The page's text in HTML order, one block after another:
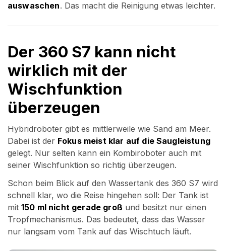
auswaschen. Das macht die Reinigung etwas leichter.
Der 360 S7 kann nicht
wirklich mit der
Wischfunktion
überzeugen
Hybridroboter gibt es mittlerweile wie Sand am Meer.
Dabei ist der Fokus meist klar auf die Saugleistung
gelegt. Nur selten kann ein Kombiroboter auch mit
seiner Wischfunktion so richtig überzeugen.
Schon beim Blick auf den Wassertank des 360 S7 wird
schnell klar, wo die Reise hingehen soll: Der Tank ist
mit 150 ml nicht gerade groß und besitzt nur einen
Tropfmechanismus. Das bedeutet, dass das Wasser
nur langsam vom Tank auf das Wischtuch läuft.